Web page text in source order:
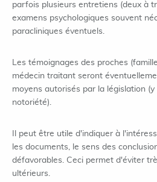
parfois plusieurs entretiens (deux à
examens psychologiques souvent
paracliniques éventuels.
Les témoignages des proches
médecin traitant seront
moyens autorisés par la législation
notoriété).
Il peut être utile d'indiquer à
les documents, le sens des
défavorables. Ceci permet d'éviter
ultérieurs.